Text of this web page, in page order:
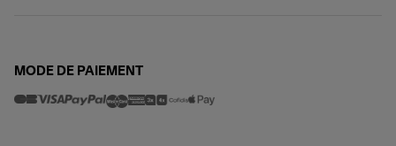
MODE DE PAIEMENT